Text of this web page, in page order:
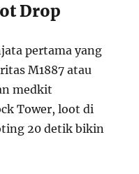
Drop
pertama yang
M1887 atau
medkit
Tower, loot di
20 detik bikin